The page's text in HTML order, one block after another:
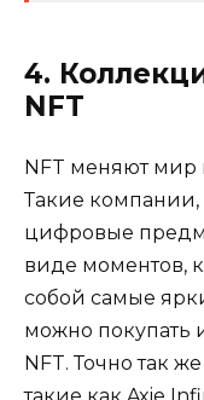
4.
NFT
NFT меняют мир
Такие компании,
цифровые
виде моментов,
собой самые
можно покупать
NFT. Точно так
такие как Axie